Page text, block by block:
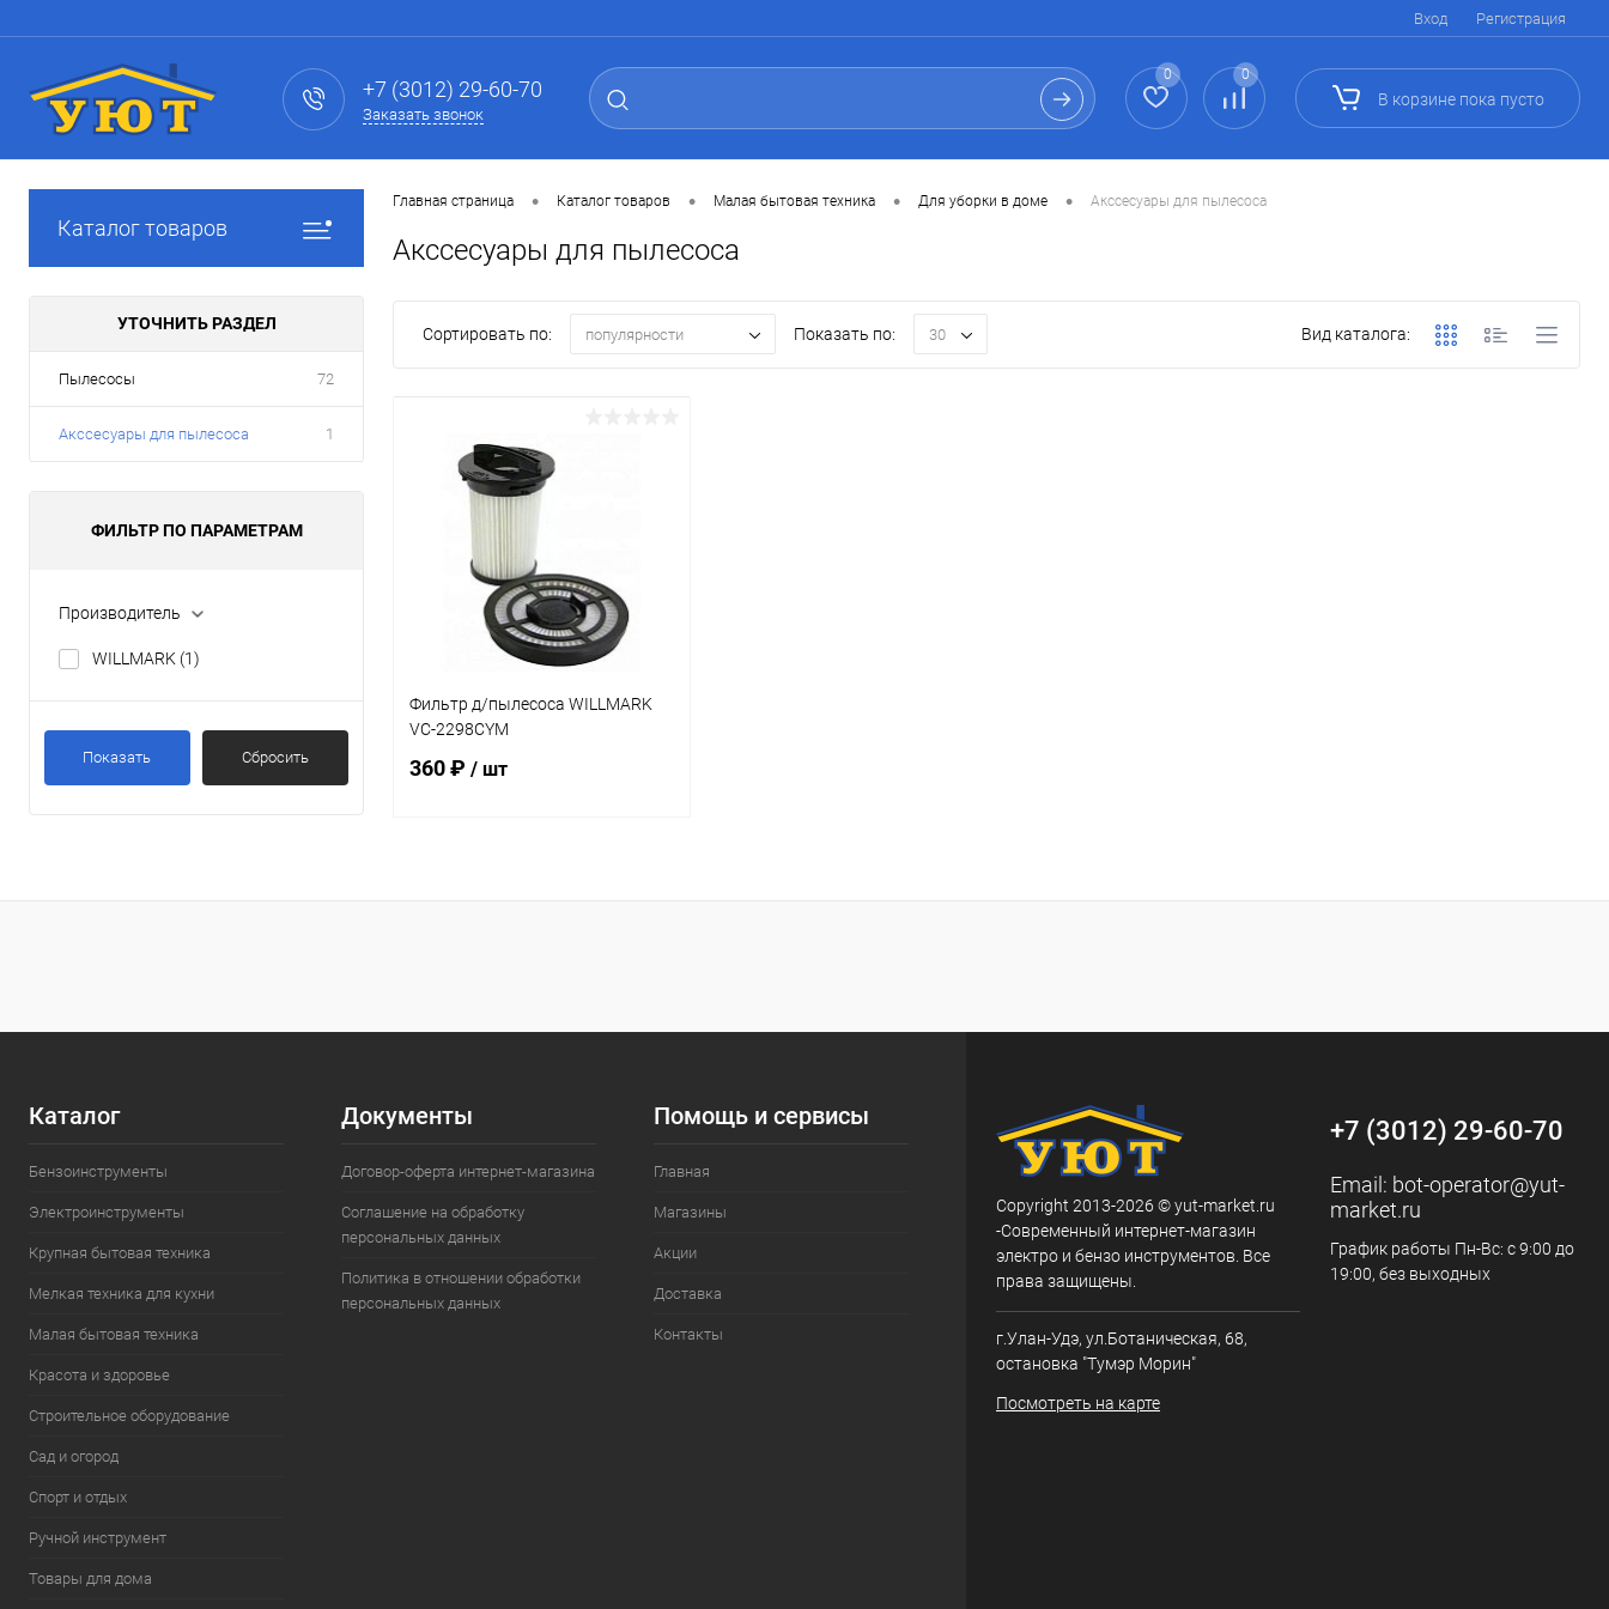
Вход Регистрация
+7 (3012) 29-60-70
Заказать звонок
0 0
В корзине пока пусто
Каталог товаров
УТОЧНИТЬ РАЗДЕЛ
Пылесосы 72
Акссесуары для пылесоса 1
ФИЛЬТР ПО ПАРАМЕТРАМ
Производитель
WILLMARK (1)
Показать Сбросить
Главная страница • Каталог товаров • Малая бытовая техника • Для уборки в доме • Акссесуары для пылесоса
Акссесуары для пылесоса
Сортировать по: популярности Показать по: 30 Вид каталога:
Фильтр д/пылесоса WILLMARK
VC-2298CYM
360 ₽ / шт
Каталог
Бензоинструменты
Электроинструменты
Крупная бытовая техника
Мелкая техника для кухни
Малая бытовая техника
Красота и здоровье
Строительное оборудование
Сад и огород
Спорт и отдых
Ручной инструмент
Товары для дома
Документы
Договор-оферта интернет-магазина
Соглашение на обработку
персональных данных
Политика в отношении обработки
персональных данных
Помощь и сервисы
Главная
Магазины
Акции
Доставка
Контакты
Copyright 2013-2026 © yut-market.ru
-Современный интернет-магазин
электро и бензо инструментов. Все
права защищены.
г.Улан-Удэ, ул.Ботаническая, 68,
остановка "Тумэр Морин"
Посмотреть на карте
+7 (3012) 29-60-70
Email: bot-operator@yut-
market.ru
График работы Пн-Вс: с 9:00 до
19:00, без выходных